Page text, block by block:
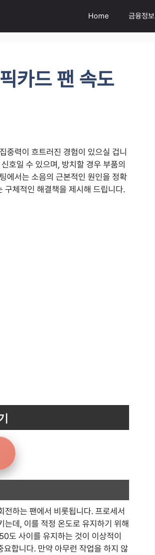
Home 금융정보
카드 팬 속도
중력이 흐트러진 경험이 있으실 겁니
호일 수 있으며, 방치할 경우 부품의
에서는 소음의 근본적인 원인을 정확
구체적인 해결책을 제시해 드립니다.
전하는 팬에서 비롯됩니다. 프로세서
데, 이를 적정 온도로 유지하기 위해
도 사이를 유지하는 것이 이상적이
합니다. 만약 아무런 작업을 하지 않